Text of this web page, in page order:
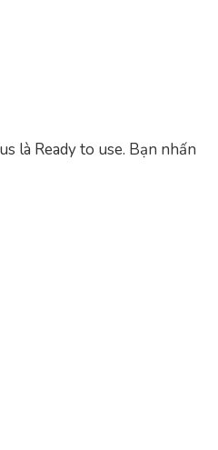
là Ready to use. Bạn nhấn